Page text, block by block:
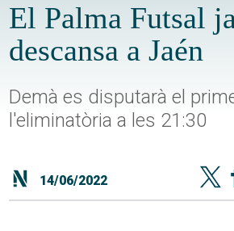
El Palma Futsal ja
descansa a Jaén
Demà es disputarà el
l'eliminatòria a les 21:30
14/06/2022